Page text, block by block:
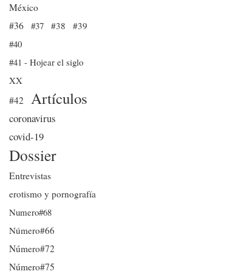
México
#36
#37 #38
#39
#40
#41 - Hojear el siglo
XX
#42
Artículos
coronavirus
covid-19
Dossier
Entrevistas
erotismo y pornografía
Numero#68
Número#66
Número#72
Número#75